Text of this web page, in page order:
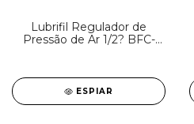
Lubrifil Regulador de
Pressão de Ar 1/2? BFC-
ESPIAR